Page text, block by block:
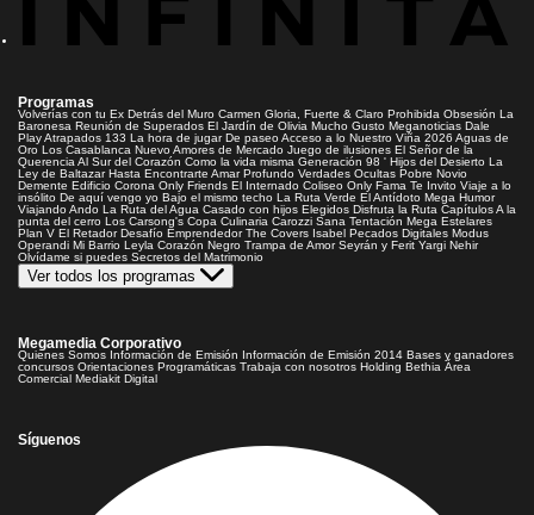
Programas
Volverías con tu Ex Detrás del Muro Carmen Gloria, Fuerte & Claro Prohibida Obsesión La
Baronesa Reunión de Superados El Jardín de Olivia Mucho Gusto Meganoticias Dale
PlayAtrapados 133 La hora de jugar De paseoAcceso a lo Nuestro Viña 2026 Aguas de
Oro Los Casablanca Nuevo Amores de Mercado Juego de ilusiones El Señor de la
Querencia Al Sur del Corazón Como la vida misma Generación 98 ' Hijos del Desierto La
Ley de Baltazar Hasta Encontrarte Amar Profundo Verdades Ocultas Pobre Novio
Demente Edificio Corona Only Friends El Internado Coliseo Only Fama Te Invito Viaje a lo
insólito De aquí vengo yo Bajo el mismo techo La Ruta Verde El Antídoto Mega Humor
Viajando Ando La Ruta del Agua Casado con hijos Elegidos Disfruta la Ruta CapítulosA la
punta del cerro Los Carsong's Copa Culinaria Carozzi Sana Tentación Mega Estelares
Plan V El Retador Desafío Emprendedor The Covers Isabel Pecados Digitales Modus
Operandi Mi Barrio Leyla Corazón Negro Trampa de Amor Seyrán y Ferit Yargi Nehir
Olvídame si puedes Secretos del Matrimonio
Ver todos los programas
Megamedia Corporativo
Quienes Somos Información de Emisión Información de Emisión 2014 Bases y ganadores
concursos Orientaciones Programáticas Trabaja con nosotros Holding Bethia Área
Comercial Mediakit Digital
Síguenos